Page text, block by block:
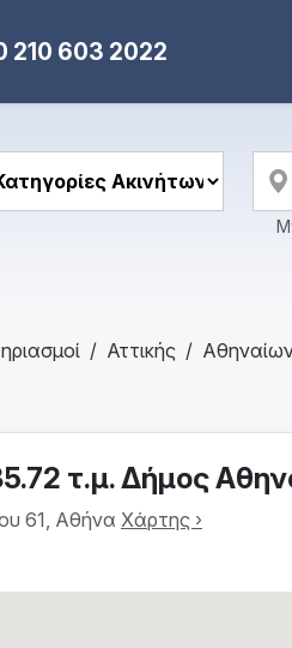
210 603 2022
Αττικής
τ.μ. Δήμος
61, Αθήνα Χάρτης ›